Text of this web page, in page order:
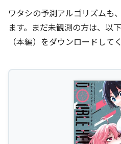
ワタシの予測アルゴリズムも
ます。まだ未観測の方は、以
（本編）をダウンロードして